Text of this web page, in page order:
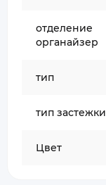
отделение
органайзер
тип
тип застежки
Цвет